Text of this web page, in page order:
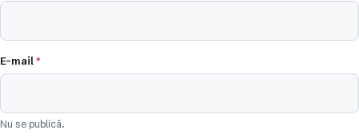
E-mail*
Nu se publică.